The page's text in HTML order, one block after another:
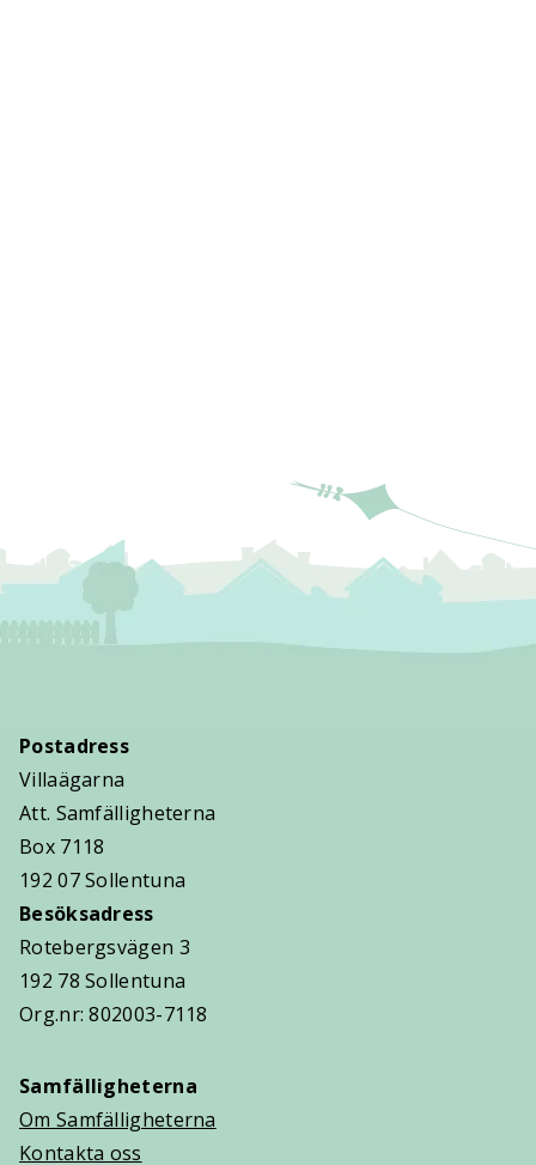
Postadress
Villaägarna
Att. Samfälligheterna
Box 7118
192 07 Sollentuna
Besöksadress
Rotebergsvägen 3
192 78 Sollentuna
Org.nr: 802003-7118
Samfälligheterna
Om Samfälligheterna
Kontakta oss